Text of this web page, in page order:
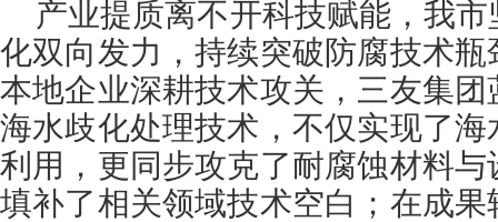
产业提质离不开科技赋能，我
化双向发力，持续突破防腐技术
本地企业深耕技术攻关，三友集
海水歧化处理技术，不仅实现了
利用，更同步攻克了耐腐蚀材料
填补了相关领域技术空白；在成